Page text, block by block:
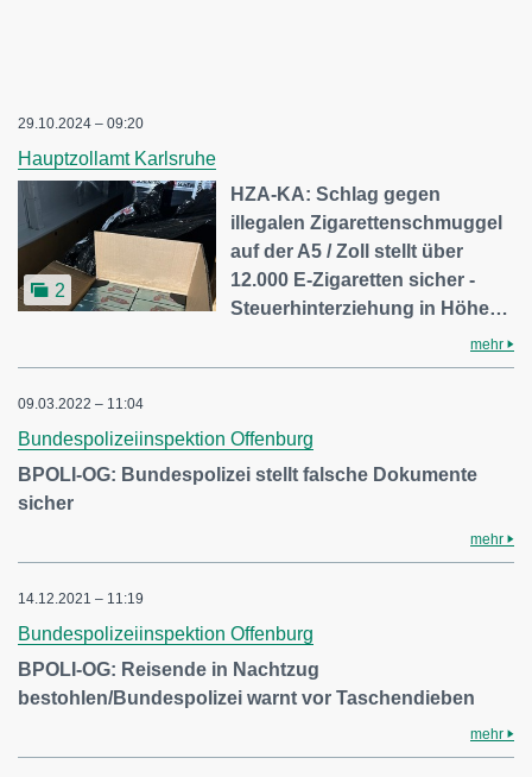
29.10.2024 – 09:20
Hauptzollamt Karlsruhe
2
HZA-KA: Schlag gegen
illegalen Zigarettenschmuggel
auf der A5 / Zoll stellt über
12.000 E-Zigaretten sicher -
Steuerhinterziehung in Höhe…
mehr
09.03.2022 – 11:04
Bundespolizeiinspektion Offenburg
BPOLI-OG: Bundespolizei stellt falsche Dokumente
sicher
mehr
14.12.2021 – 11:19
Bundespolizeiinspektion Offenburg
BPOLI-OG: Reisende in Nachtzug
bestohlen/Bundespolizei warnt vor Taschendieben
mehr